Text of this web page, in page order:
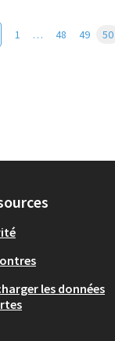
1 … 48 49 50
les données